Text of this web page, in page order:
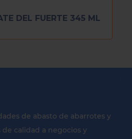
DEL FUERTE 345 ML
de abasto de abarrotes y
calidad a negocios y